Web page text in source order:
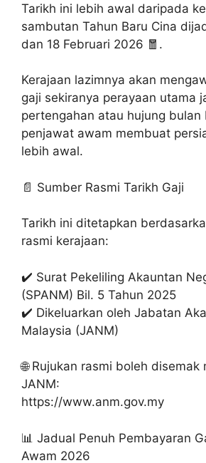
Tarikh ini lebih awal daripada
sambutan Tahun Baru Cina
dan 18 Februari 2026 🧧.
Kerajaan lazimnya akan
gaji sekiranya perayaan utama
pertengahan atau hujung bulan
penjawat awam membuat
lebih awal.
📄 Sumber Rasmi Tarikh Gaji
Tarikh ini ditetapkan
rasmi kerajaan:
✔️ Surat Pekeliling Akauntan
(SPANM) Bil. 5 Tahun 2025
✔️ Dikeluarkan oleh Jabatan
Malaysia (JANM)
🌐 Rujukan rasmi boleh disemak
JANM:
https://www.anm.gov.my
📊 Jadual Penuh Pembayaran
Awam 2026